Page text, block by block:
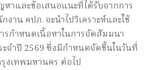
หาและข้อเสนอแนะที่ได้รับจากการ
าน คปภ. จะนำไปวิเคราะห์และใช้
รกำหนดเนื้อหาในการจัดสัมมนา
จำปี 2569 ซึ่งมีกำหนดจัดขึ้นในวันที่
งเทพมหานคร ต่อไป